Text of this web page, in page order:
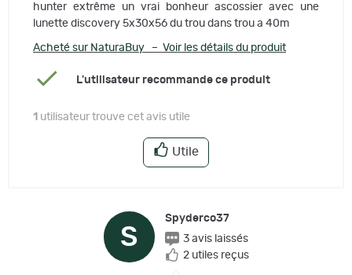
hunter extrême un vrai bonheur ascossier avec une
lunette discovery 5x30x56 du trou dans trou a 40m
Acheté sur NaturaBuy – Voir les détails du produit
L'utilisateur recommande ce produit
1 utilisateur trouve cet avis utile
Utile
S
Spyderco37
3 avis laissés
2 utiles reçus